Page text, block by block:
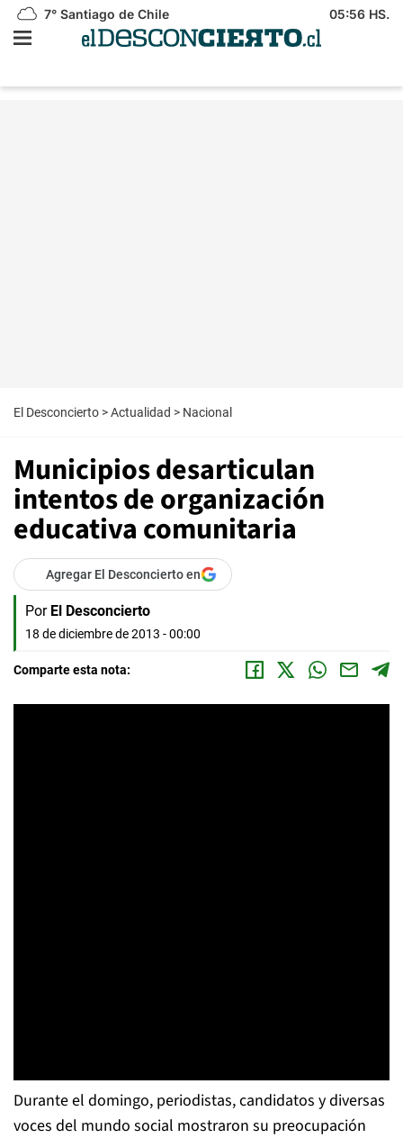
7° Santiago de Chile 05:56 HS.
El Desconcierto >Actualidad > Nacional
Municipios desarticulan
intentos de organización
educativa comunitaria
Agregar El Desconcierto en
Por El Desconcierto
18 de diciembre de 2013 - 00:00
Comparte esta nota:
Durante el domingo, periodistas, candidatos y diversas
voces del mundo social mostraron su preocupación